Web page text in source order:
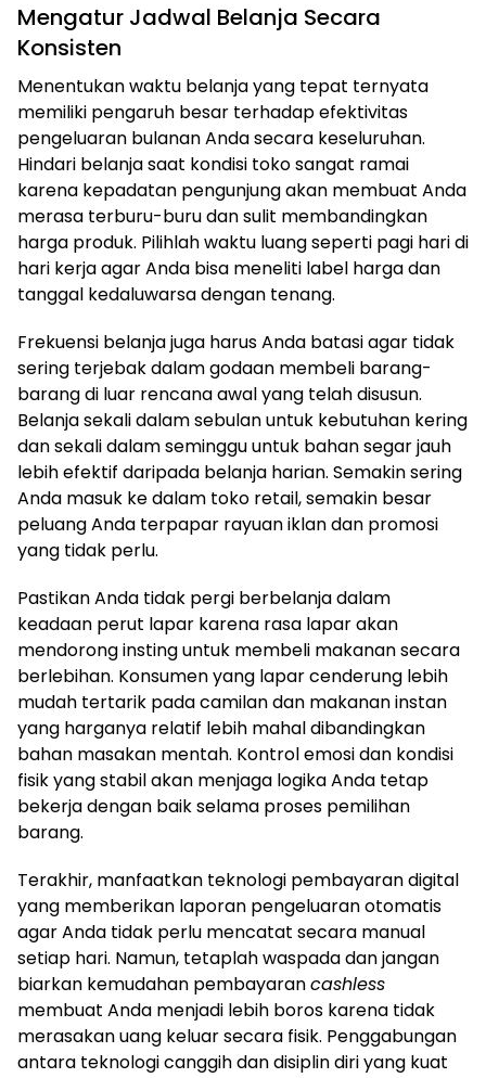
Mengatur Jadwal Belanja Secara
Konsisten
Menentukan waktu belanja yang tepat ternyata
memiliki pengaruh besar terhadap efektivitas
pengeluaran bulanan Anda secara keseluruhan.
Hindari belanja saat kondisi toko sangat ramai
karena kepadatan pengunjung akan membuat Anda
merasa terburu-buru dan sulit membandingkan
harga produk. Pilihlah waktu luang seperti pagi hari di
hari kerja agar Anda bisa meneliti label harga dan
tanggal kedaluwarsa dengan tenang.
Frekuensi belanja juga harus Anda batasi agar tidak
sering terjebak dalam godaan membeli barang-
barang di luar rencana awal yang telah disusun.
Belanja sekali dalam sebulan untuk kebutuhan kering
dan sekali dalam seminggu untuk bahan segar jauh
lebih efektif daripada belanja harian. Semakin sering
Anda masuk ke dalam toko retail, semakin besar
peluang Anda terpapar rayuan iklan dan promosi
yang tidak perlu.
Pastikan Anda tidak pergi berbelanja dalam
keadaan perut lapar karena rasa lapar akan
mendorong insting untuk membeli makanan secara
berlebihan. Konsumen yang lapar cenderung lebih
mudah tertarik pada camilan dan makanan instan
yang harganya relatif lebih mahal dibandingkan
bahan masakan mentah. Kontrol emosi dan kondisi
fisik yang stabil akan menjaga logika Anda tetap
bekerja dengan baik selama proses pemilihan
barang.
Terakhir, manfaatkan teknologi pembayaran digital
yang memberikan laporan pengeluaran otomatis
agar Anda tidak perlu mencatat secara manual
setiap hari. Namun, tetaplah waspada dan jangan
biarkan kemudahan pembayarancashless
membuat Anda menjadi lebih boros karena tidak
merasakan uang keluar secara fisik. Penggabungan
antara teknologi canggih dan disiplin diri yang kuat